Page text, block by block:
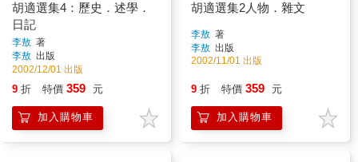
胡適選集4：歷史．述學．
日記
李敖 著
李敖 出版
2002/12/01 出版
9 折 特價 359 元
加入購物車
胡適選集2人物．雜文
李敖 著
李敖 出版
2002/11/01 出版
9 折 特價 359 元
加入購物車